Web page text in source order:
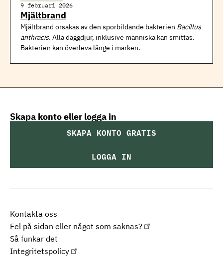
9 februari 2026
Mjältbrand
Mjältbrand orsakas av den sporbildande bakterien Bacillus
anthracis. Alla däggdjur, inklusive människa kan smittas.
Bakterien kan överleva länge i marken.
Kontakta oss
Fel på sidan eller något som saknas?
Så funkar det
Integritetspolicy
Skapa konto eller logga in
SKAPA KONTO GRATIS
LOGGA IN